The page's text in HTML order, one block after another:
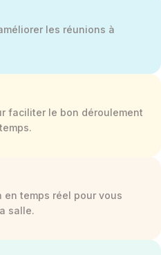
l'application avant
Cliquez sur «
» pour envoyer
administrateur.
les réunions à
faciliter le bon déroulement
temps réel pour vous
salle.